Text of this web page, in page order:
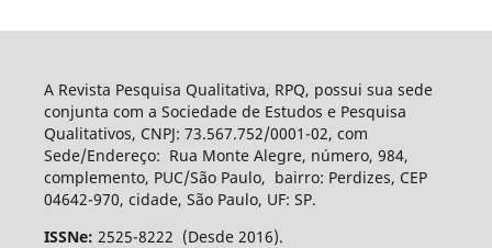
A Revista Pesquisa Qualitativa, RPQ, possui sua sede
conjunta com a Sociedade de Estudos e Pesquisa
Qualitativos, CNPJ: 73.567.752/0001-02, com
Sede/Endereço: Rua Monte Alegre, número, 984,
complemento, PUC/São Paulo, bairro: Perdizes, CEP
04642-970, cidade, São Paulo, UF: SP.
ISSNe: 2525-8222 (Desde 2016).